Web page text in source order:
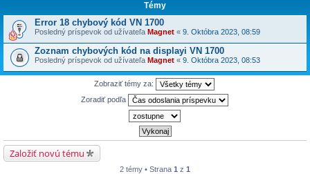
Témy
Error 18 chybový kód VN 1700
Posledný príspevok od užívateľa Magnet « 9. Októbra 2023, 08:59
Zoznam chybových kód na displayi VN 1700
Posledný príspevok od užívateľa Magnet « 9. Októbra 2023, 08:53
Zobraziť témy za:
Zoradiť podľa
Založiť novú tému
2 témy • Strana 1 z 1